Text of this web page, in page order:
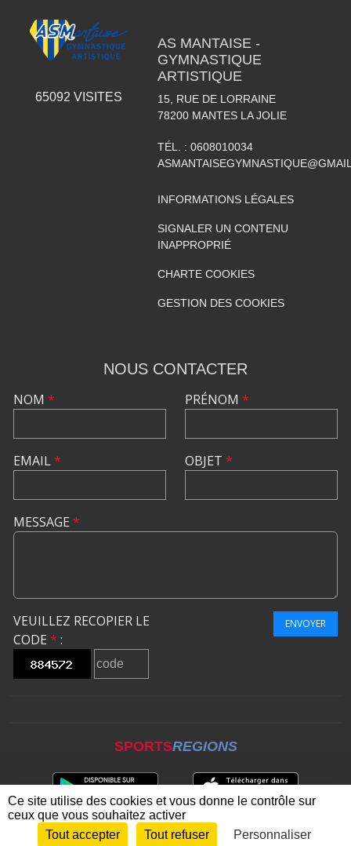
65092 VISITES
AS MANTAISE -
GYMNASTIQUE
ARTISTIQUE
15, RUE DE LORRAINE
78200 MANTES LA JOLIE
TÉL. : 0608010034
INFORMATIONS LÉGALES
SIGNALER UN CONTENU
INAPPROPRIÉ
CHARTE COOKIES
GESTION DES COOKIES
NOUS CONTACTER
NOM *
EMAIL*
PRÉNOM *
OBJET *
MESSAGE *
VEUILLEZ RECOPIER LE
CODE * :
ENVOYER
SPORTSREGIONS
Envie de participer ? CONNEXION
Ce site utilise des cookies et vous donne le contrôle sur
ceux que vous souhaitez activer
Tout accepter
Tout refuser Personnaliser